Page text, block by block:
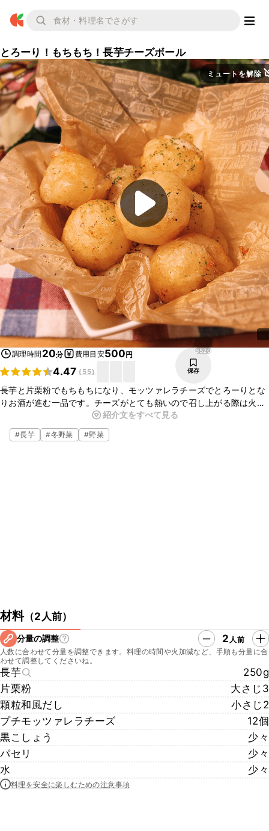
とろーり！もちもち！長芋チーズボール
ミュートを解除
調理時間 20分 費用目安500円
4.47 ( 55)
6520
保存
長芋と片栗粉でもちもちになり、モッツァレラチーズでとろーりとな
りお酒が進む一品です。チーズがとても熱いので召し上がる際は火傷
にご注意ください。山芋や大和芋でも代用できます。手が痒くなって
しまう方はゴム手袋をオススメします。
紹介文をすべて見る
#長芋 #冬野菜 #野菜
材料（2人前）
分量の調整 2 人前
人数に合わせて分量を調整できます。料理の時間や火加減など、手順も分量に合
わせて調整してくださいね。
長芋
250g
片栗粉
大さじ3
顆粒和風だし
小さじ2
プチモッツァレラチーズ
12個
黒こしょう
少々
パセリ
少々
水
少々
料理を安全に楽しむための注意事項